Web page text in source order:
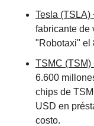
Tesla (TSLA)
fabricante de
"Robotaxi" el
TSMC (TSM)
6.600
chips de
USD en
costo.